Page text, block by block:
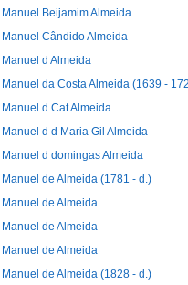
Manuel Beijamim Almeida
Manuel Cândido Almeida
Manuel d Almeida
Manuel da Costa Almeida (1639 -
Manuel d Cat Almeida
Manuel d d Maria Gil Almeida
Manuel d domingas Almeida
Manuel de Almeida (1781 - d.)
Manuel de Almeida
Manuel de Almeida
Manuel de Almeida
Manuel de Almeida (1828 - d.)